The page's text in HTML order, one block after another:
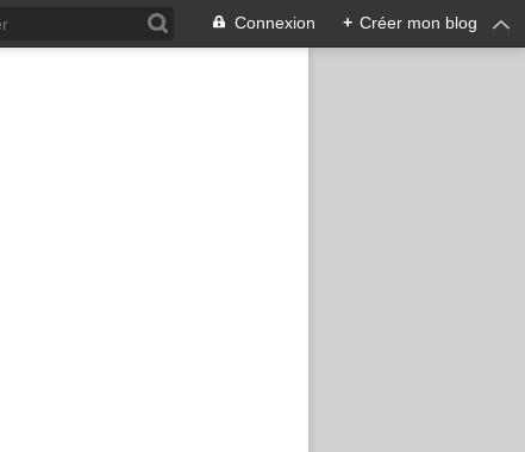
Connexion + Créer mon blog